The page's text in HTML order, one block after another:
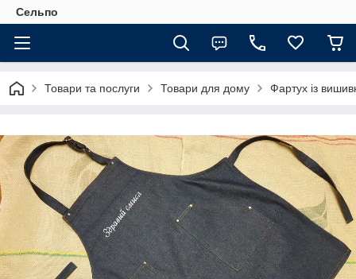
Сельпо
Товари та послуги Товари для дому Фартух із